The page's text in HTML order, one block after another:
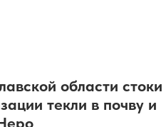
области стоки
текли в почву и